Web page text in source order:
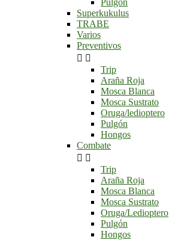
Superkukulus
TRABE
Varios
Preventivos
 
Trip
Araña Roja
Mosca Blanca
Mosca Sustrato
Oruga/ledioptero
Pulgón
Hongos
Combate
 
Trip
Araña Roja
Mosca Blanca
Mosca Sustrato
Oruga/Ledioptero
Pulgón
Hongos